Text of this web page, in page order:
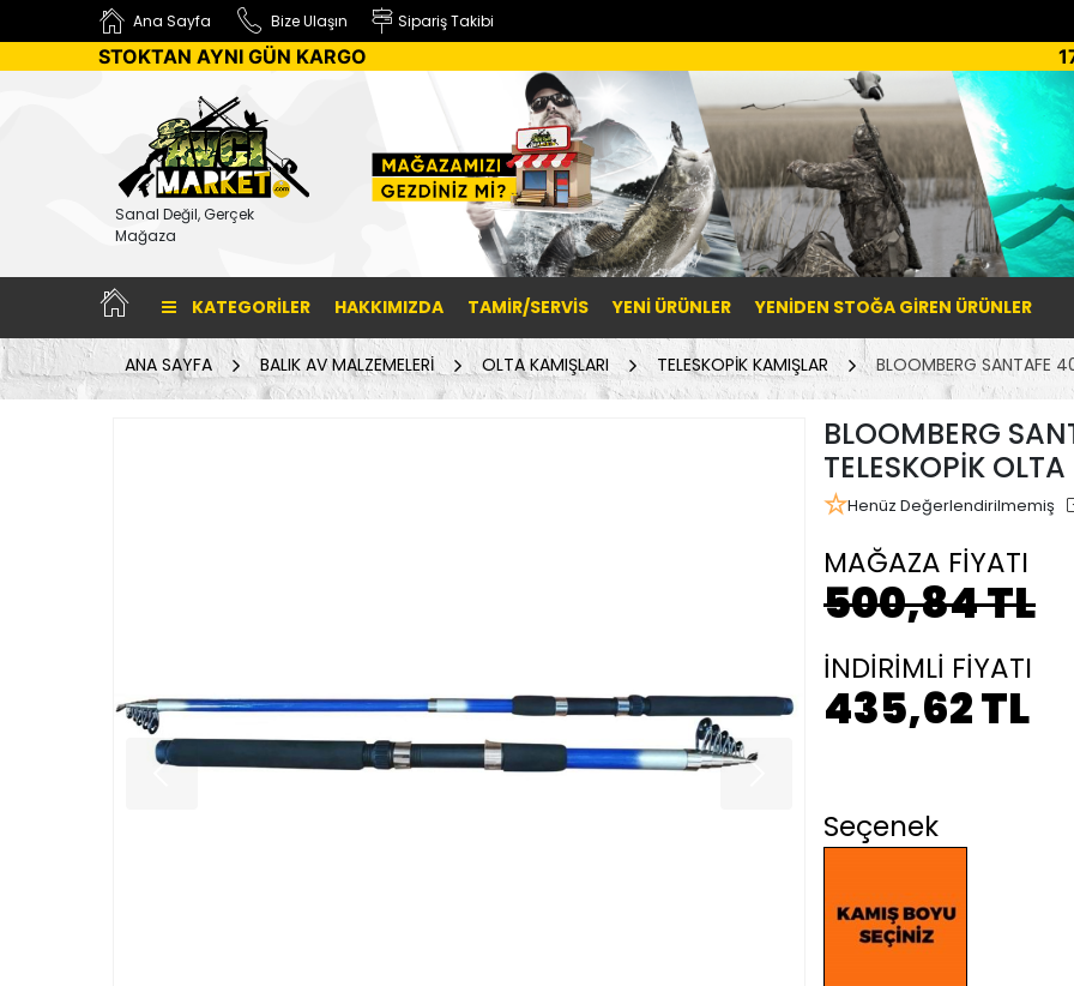
Ana Sayfa Bize Ulaşın Sipariş Takibi
STOKTAN AYNI GÜN KARGO
Sanal Değil, Gerçek
Mağaza
KATEGORILER HAKKIMIZDA TAMİR/SERVİS YENI ÜRÜNLER YENIDEN STOĞA GIREN ÜRÜNLER
ANA SAYFA BALIK AV MALZEMELERİ OLTA KAMIŞLARI TELESKOPİK KAMIŞLAR BLOOMBERG SANTAFE
BLOOMBERG
TELESKOPİK
Henüz Değerlendirilmemiş
MAĞAZA FİYATI
500,84 TL
İNDİRİMLİ FİYATI
435,62 TL
Seçenek